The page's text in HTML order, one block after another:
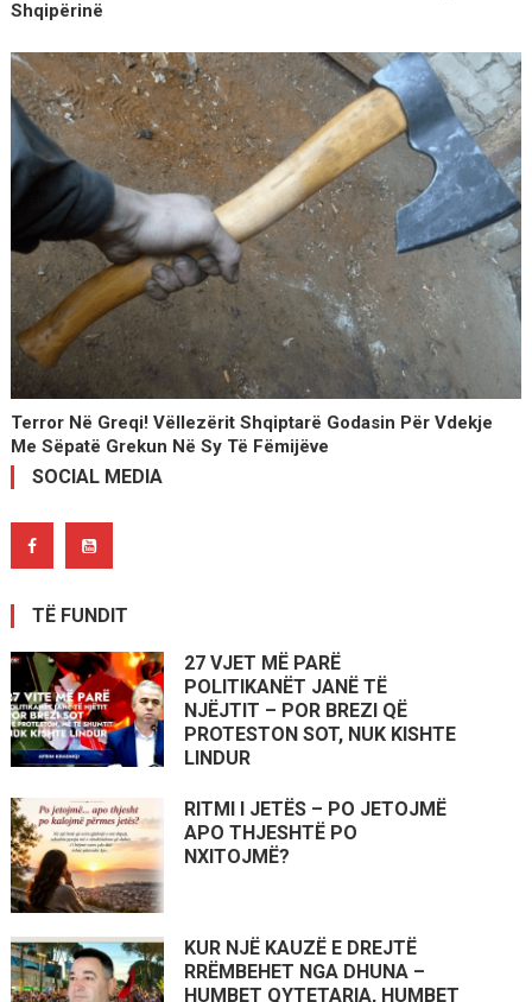
Shqipërinë
Terror Në Greqi! Vëllezërit Shqiptarë Godasin Për Vdekje
Me Sëpatë Grekun Në Sy Të Fëmijëve
SOCIAL MEDIA
TË FUNDIT
27 VJET MË PARË
POLITIKANËT JANË TË
NJËJTIT – POR BREZI QË
PROTESTON SOT, NUK KISHTE
LINDUR
RITMI I JETËS – PO JETOJMË
APO THJESHTË PO
NXITOJMË?
KUR NJË KAUZË E DREJTË
RRËMBEHET NGA DHUNA –
HUMBET QYTETARIA, HUMBET